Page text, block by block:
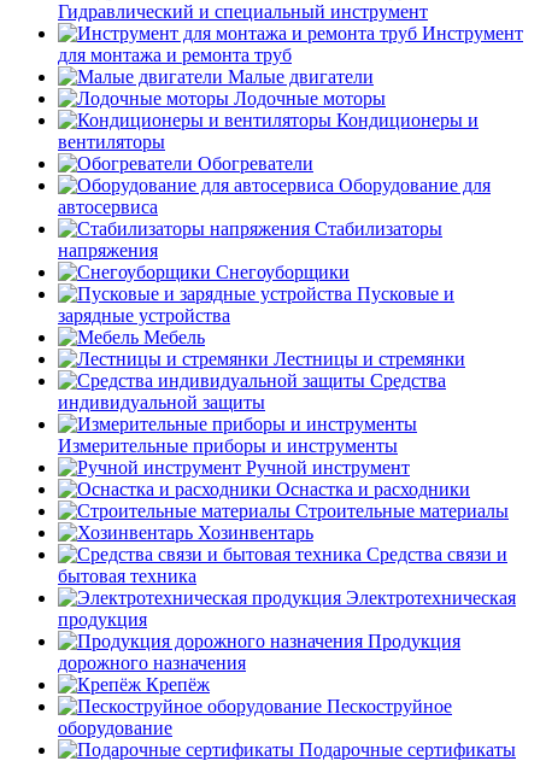
Гидравлический и специальный инструмент
Инструмент
для монтажа и ремонта труб
Малые двигатели
Лодочные моторы
Кондиционеры и
вентиляторы
Обогреватели
Оборудование для
автосервиса
Стабилизаторы
напряжения
Снегоуборщики
Пусковые и
зарядные устройства
Мебель
Лестницы и стремянки
Средства
индивидуальной защиты
Измерительные приборы и инструменты
Ручной инструмент
Оснастка и расходники
Строительные материалы
Хозинвентарь
Средства связи и
бытовая техника
Электротехническая
продукция
Продукция
дорожного назначения
Крепёж
Пескоструйное
оборудование
Подарочные сертификаты